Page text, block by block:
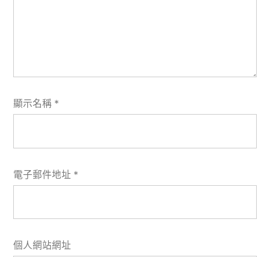
顯示名稱 *
電子郵件地址 *
個人網站網址